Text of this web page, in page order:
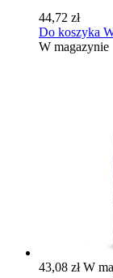
44,72 zł
Do koszyka
W magazynie
43,08 złW